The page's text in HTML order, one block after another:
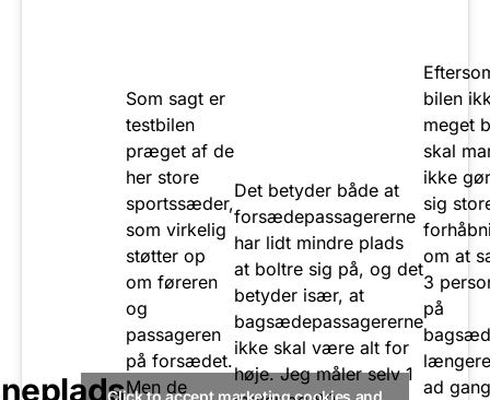
Som sagt er
testbilen
præget af de
her store
sportssæder,
som virkelig
støtter op
om føreren
og
passageren
på forsædet.
Men de
Det betyder både at
forsædepassagererne
har lidt mindre plads
at boltre sig på, og det
betyder især, at
bagsædepassagererne
ikke skal være alt for
høje. Jeg måler selv 1
bilen
meget
skal
ikke
sig
om at
3
på
ad
Click to accept marketing cookies and